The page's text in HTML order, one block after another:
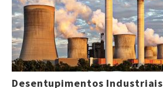
Desentupimentos Industriais